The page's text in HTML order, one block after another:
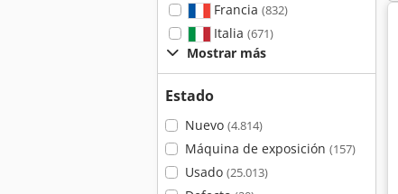
Francia (832)
Italia (671)
Mostrar más
Estado
Nuevo (4.814)
Máquina de exposición (157)
Usado (25.013)